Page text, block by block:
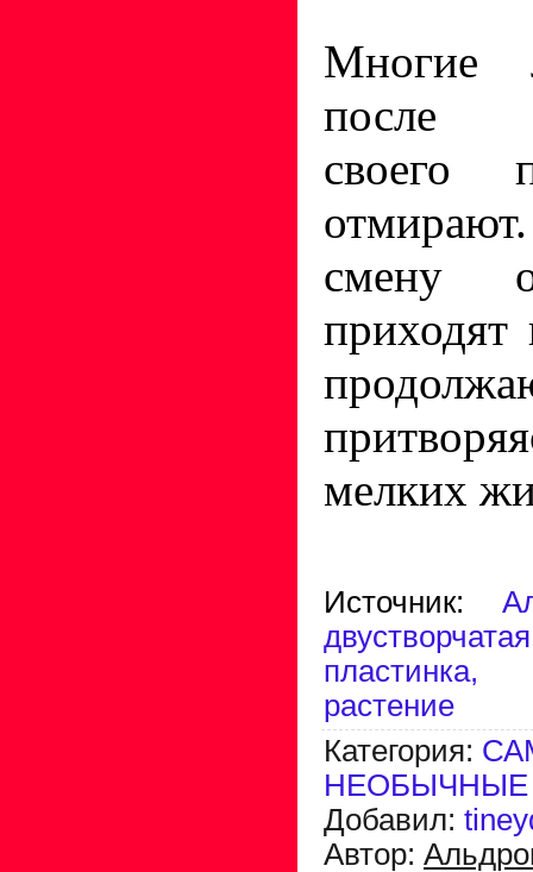
Многие
после
своего
смену
приходят
мелких
Источник:
растение
Категория:
НЕОБЫЧНЫЕ
Добавил:
Автор: